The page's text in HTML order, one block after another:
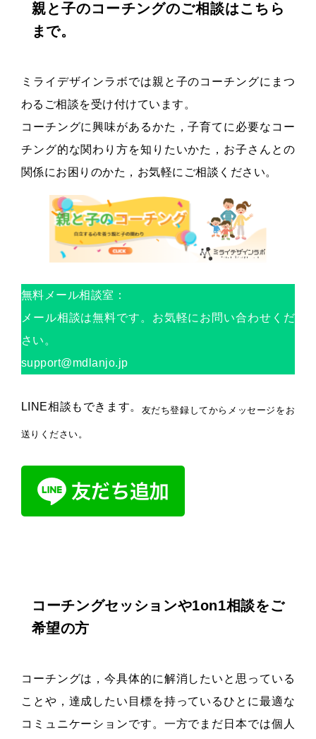
親と子のコーチングのご相談はこちら
まで。
ミライデザインラボでは親と子のコーチングにまつ
わるご相談を受け付けています。
コーチングに興味があるかた，子育てに必要なコー
チング的な関わり方を知りたいかた，お子さんとの
関係にお困りのかた，お気軽にご相談ください。
無料メール相談室：
メール相談は無料です。お気軽にお問い合わせくだ
さい。
support@mdlanjo.jp
LINE相談もできます。 友だち登録してからメッセージをお
送りください。
コーチングセッションや1on1相談をご
希望の方
コーチングは，今具体的に解消したいと思っている
ことや，達成したい目標を持っているひとに最適な
コミュニケーションです。一方でまだ日本では個人